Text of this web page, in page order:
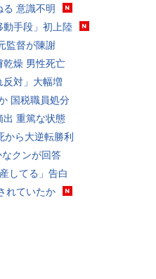
意識不明
動手段」初上陸
監督が陳謝
乾燥 男性死亡
反対」大幅増
国税職員処分
出 重篤な状態
から大逆転勝利
クンが回答
してる」告白
れていたか